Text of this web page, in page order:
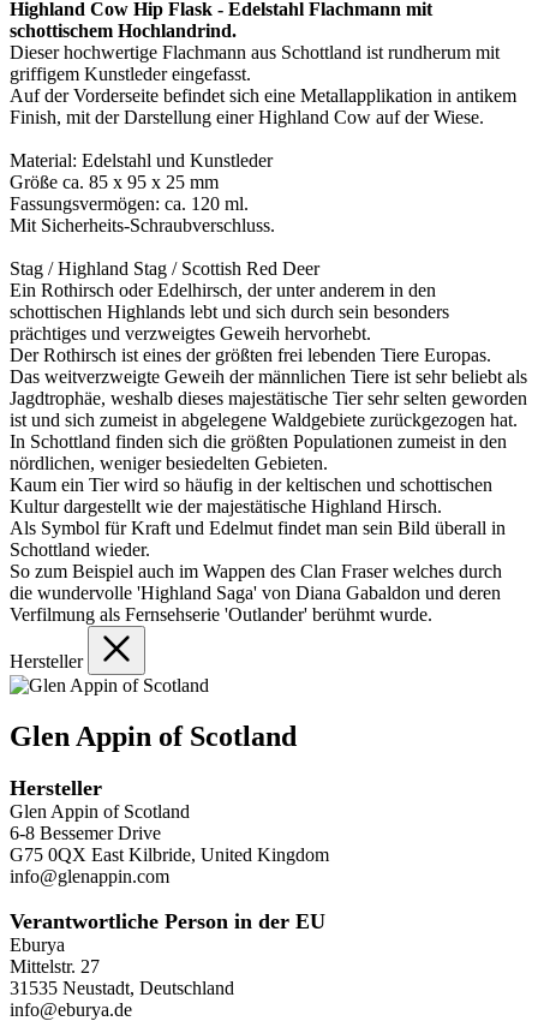
Highland Cow Hip Flask - Edelstahl Flachmann mit
schottischem Hochlandrind.
Dieser hochwertige Flachmann aus Schottland ist rundherum mit
griffigem Kunstleder eingefasst.
Auf der Vorderseite befindet sich eine Metallapplikation in antikem
Finish, mit der Darstellung einer Highland Cow auf der Wiese.
Material: Edelstahl und Kunstleder
Größe ca. 85 x 95 x 25 mm
Fassungsvermögen: ca. 120 ml.
Mit Sicherheits-Schraubverschluss.
Stag / Highland Stag / Scottish Red Deer
Ein Rothirsch oder Edelhirsch, der unter anderem in den
schottischen Highlands lebt und sich durch sein besonders
prächtiges und verzweigtes Geweih hervorhebt.
Der Rothirsch ist eines der größten frei lebenden Tiere Europas.
Das weitverzweigte Geweih der männlichen Tiere ist sehr beliebt als
Jagdtrophäe, weshalb dieses majestätische Tier sehr selten geworden
ist und sich zumeist in abgelegene Waldgebiete zurückgezogen hat.
In Schottland finden sich die größten Populationen zumeist in den
nördlichen, weniger besiedelten Gebieten.
Kaum ein Tier wird so häufig in der keltischen und schottischen
Kultur dargestellt wie der majestätische Highland Hirsch.
Als Symbol für Kraft und Edelmut findet man sein Bild überall in
Schottland wieder.
So zum Beispiel auch im Wappen des Clan Fraser welches durch
die wundervolle 'Highland Saga' von Diana Gabaldon und deren
Verfilmung als Fernsehserie 'Outlander' berühmt wurde.
Hersteller
Glen Appin of Scotland
Hersteller
Glen Appin of Scotland
6-8 Bessemer Drive
G75 0QX East Kilbride, United Kingdom
info@glenappin.com
Verantwortliche Person in der EU
Eburya
Mittelstr. 27
31535 Neustadt, Deutschland
info@eburya.de